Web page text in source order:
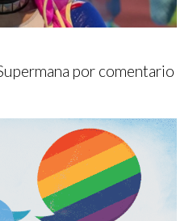
por comentario